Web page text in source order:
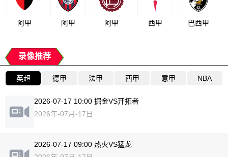
阿甲 阿甲 阿甲 西甲 巴西甲
录像推荐
英超 德甲 法甲 西甲 意甲 NBA
2026-07-17 10:00 掘金VS开拓者
2026年-07月-17日
2026-07-17 09:00 热火VS猛龙